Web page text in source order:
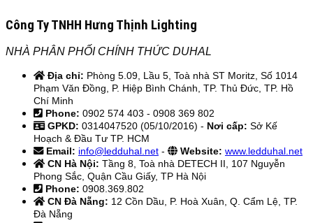
Công Ty TNHH Hưng Thịnh Lighting
NHÀ PHÂN PHỐI CHÍNH THỨC DUHAL
Địa chỉ: Phòng 5.09, Lầu 5, Toà nhà ST Moritz, Số 1014
Phạm Văn Đồng, P. Hiệp Bình Chánh, TP. Thủ Đức, TP. Hồ
Chí Minh
Phone: 0902 574 403 - 0908 369 802
GPKD: 0314047520 (05/10/2016) - Nơi cấp: Sở Kế
Hoạch & Đầu Tư TP. HCM
Email: info@ledduhal.net - Website: www.ledduhal.net
CN Hà Nội: Tầng 8, Toà nhà DETECH II, 107 Nguyễn
Phong Sắc, Quận Cầu Giấy, TP Hà Nội
Phone: 0908.369.802
CN Đà Nẵng: 12 Cồn Dầu, P. Hoà Xuân, Q. Cẩm Lệ, TP.
Đà Nẵng